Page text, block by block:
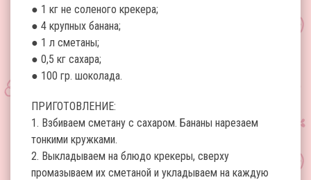
● 1 кг не соленого крекера;
● 4 крупных банана;
● 1 л сметаны;
● 0,5 кг сахара;
● 100 гр. шоколада.
ПРИГОТОВЛЕНИЕ:
1. Взбиваем сметану с сахаром. Бананы нарезаем
тонкими кружками.
2. Выкладываем на блюдо крекеры, сверху
промазываем их сметаной и укладываем на каждую